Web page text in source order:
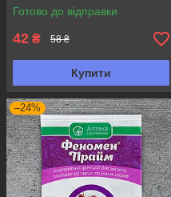
Готово до відправки
42 ₴ 58 ₴
Купити
–24%